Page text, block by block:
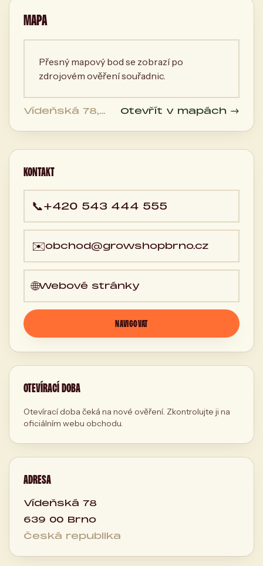
MAPA
Přesný mapový bod se zobrazí po
zdrojovém ověření souřadnic.
Vídeňská 78,
Česká
Otevřít v mapách →
KONTAKT
📞+420 543 444 555
✉️obchod@growshopbrno.cz
🌐Webové stránky
NAVIGOVAT
OTEVÍRACÍ DOBA
Otevírací doba čeká na nové ověření. Zkontrolujte ji na
oficiálním webu obchodu.
ADRESA
Vídeňská 78
639 00 Brno
Česká republika